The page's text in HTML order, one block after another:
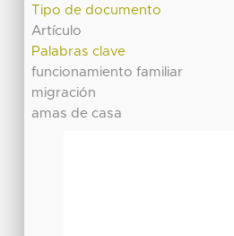
Tipo de documento
Artículo
Palabras clave
funcionamiento familiar
migración
amas de casa